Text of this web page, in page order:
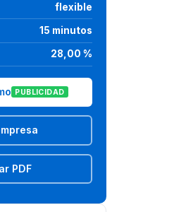
flexible
15 minutos
28,00 %
PUBLICIDAD
PDF